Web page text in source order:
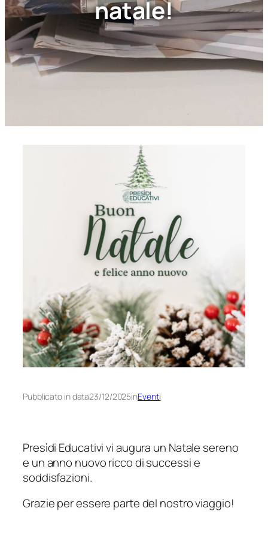
natale!
Pubblicato in data23/12/2025inEventi
Presìdi Educativi vi augura un Natale sereno
e un anno nuovo ricco di successi e
soddisfazioni.
Grazie per essere parte del nostro viaggio!